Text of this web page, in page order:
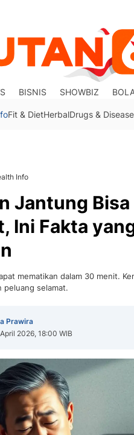
BISNIS SHOWBIZ
Fit & DietHerbalDrugs &
Info
Jantung
Ini Fakta
mematikan dalam 30 menit.
peluang selamat.
Prawira
2026, 18:00 WIB